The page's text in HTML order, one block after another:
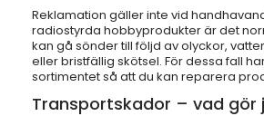
Reklamation gäller inte vid
radiostyrda hobbyprodukter är det
kan gå sönder till följd av olyckor,
eller bristfällig skötsel. För dessa fall
sortimentet så att du kan reparera
Transportskador – vad gör